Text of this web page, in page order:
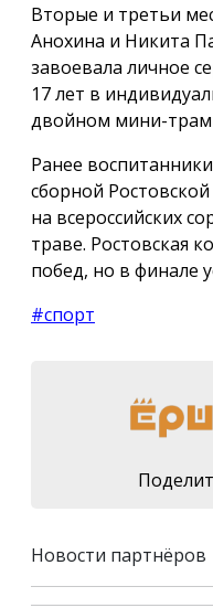
Вторые и третьи
Анохина и Никита
завоевала личное
17 лет в
двойном мини-
Ранее
сборной
на всероссийских
траве. Ростовская
побед, но в финале
#спорт
Новости партнёров